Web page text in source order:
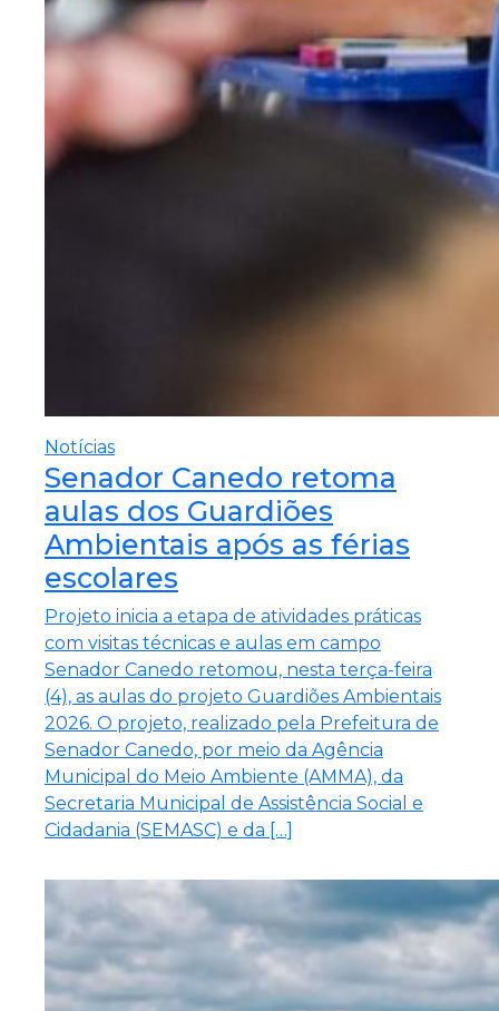
Notícias
Senador Canedo retoma
aulas dos Guardiões
Ambientais após as férias
escolares
Projeto inicia a etapa de atividades práticas
com visitas técnicas e aulas em campo
Senador Canedo retomou, nesta terça-feira
(4), as aulas do projeto Guardiões Ambientais
2026. O projeto, realizado pela Prefeitura de
Senador Canedo, por meio da Agência
Municipal do Meio Ambiente (AMMA), da
Secretaria Municipal de Assistência Social e
Cidadania (SEMASC) e da […]